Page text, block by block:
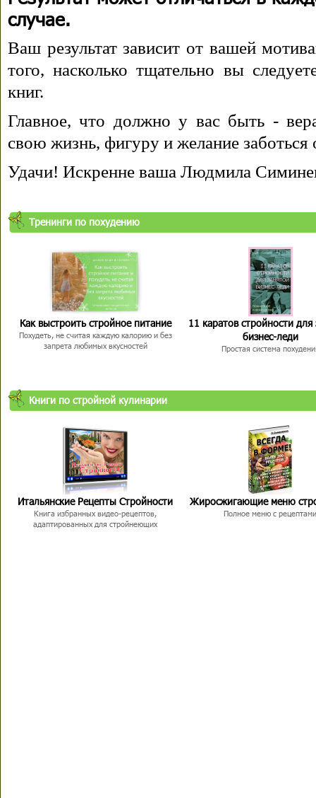
случае.
Ваш результат зависит от вашей
того, насколько тщательно вы
книг.
Главное, что должно у вас быть -
свою жизнь, фигуру и желание заботься
Удачи! Искренне ваша Людмила
Тренинги по похудению
Как выстроить стройное питание
Похудеть, не считая каждую калорию и без
запрета любимых вкусностей
11 каратов стройности для
бизнес-леди
Простая система
Книги по стройной кулинарии
Итальянские Рецепты Стройности
Книга избранных видео-рецептов,
адаптированных для стройнеющих
Жиросжигающие меню
Полное меню с рецептами